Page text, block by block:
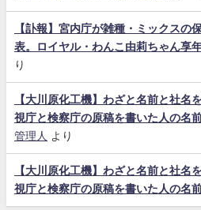
【訃報】宮内庁が雑種・ミックスの
表。ロイヤル・わんこ由莉ちゃん享
り
【大川原化工機】わざと名前と社名
視庁と検察庁の原稿を書いた人の名
管理人
より
【大川原化工機】わざと名前と社名
視庁と検察庁の原稿を書いた人の名